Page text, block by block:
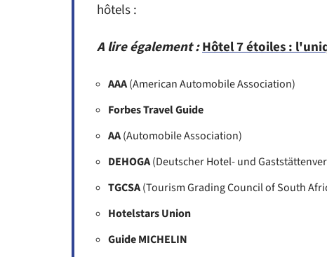
hôtels :
A lire également :Hôtel 7 étoiles :
AAA(American Automobile Association)
Forbes Travel Guide
AA(Automobile Association)
DEHOGA(Deutscher Hotel- und
TGCSA(Tourism Grading Council of South
Hotelstars Union
Guide MICHELIN